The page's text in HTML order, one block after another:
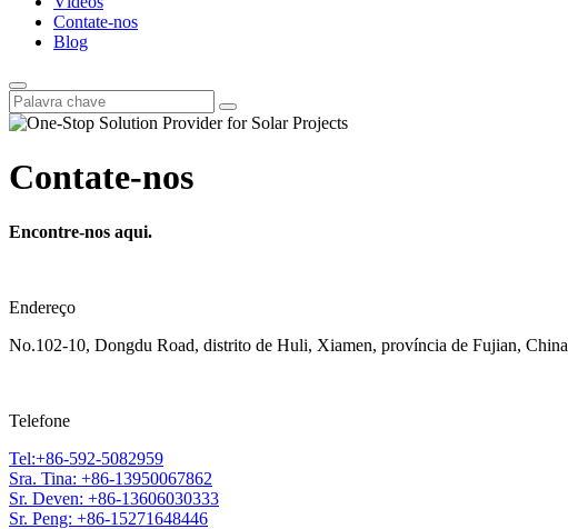
Contate-nos
Blog
Contate-nos
Encontre-nos aqui.
Endereço
No.102-10, Dongdu Road, distrito de Huli, Xiamen, província de Fujian, China
Telefone
Tel:+86-592-5082959
Sra. Tina: +86-13950067862
Sr. Deven: +86-13606030333
Sr. Peng: +86-15271648446